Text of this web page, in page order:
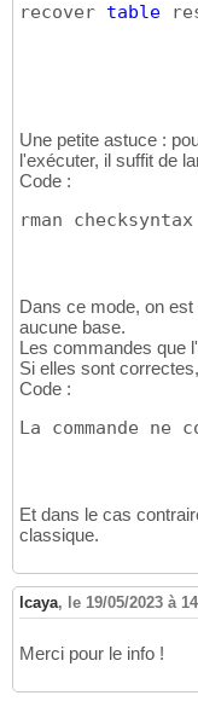
recover table
Une petite astuce :
l'exécuter, il suffit de
Code :
rman checksyntax
Dans ce mode, on
aucune base.
Les commandes que
Si elles sont
Code :
La commande ne
Et dans le cas
classique.
lcaya, le 19/05/2023 à
Merci pour le info !